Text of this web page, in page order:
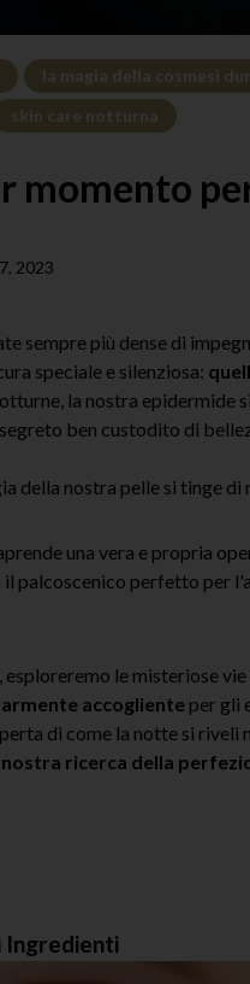
la magia della cosmesi
skin care notturna
momento
2023
sempre più dense di
speciale e silenziosa:
la nostra epidermide
ben custodito di
della nostra pelle si tinge di
una vera e propria
il palcoscenico perfetto per
le misteriose
accogliente per gli
di come la notte si riveli
ricerca della